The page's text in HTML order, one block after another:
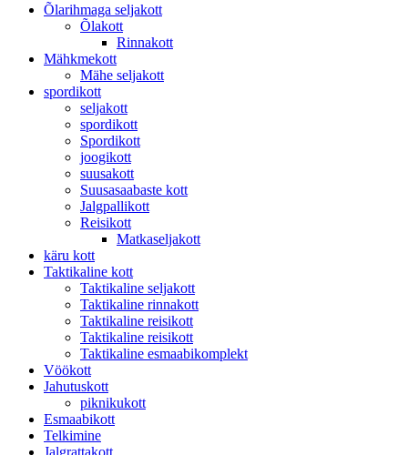
Õlarihmaga seljakott
Õlakott
Rinnakott
Mähkmekott
Mähe seljakott
spordikott
seljakott
spordikott
Spordikott
joogikott
suusakott
Suusasaabaste kott
Jalgpallikott
Reisikott
Matkaseljakott
käru kott
Taktikaline kott
Taktikaline seljakott
Taktikaline rinnakott
Taktikaline reisikott
Taktikaline reisikott
Taktikaline esmaabikomplekt
Vöökott
Jahutuskott
piknikukott
Esmaabikott
Telkimine
Jalgrattakott